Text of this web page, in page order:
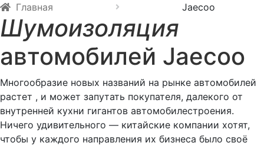
Главная
Jaecoo
Шумоизоляция
автомобилей Jaecoo
Многообразие новых названий на рынке автомобилей
растет , и может запутать покупателя, далекого от
внутренней кухни гигантов автомобилестроения.
Ничего удивительного — китайские компании хотят,
чтобы у каждого направления их бизнеса было своё